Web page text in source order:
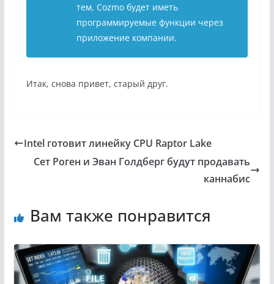
тем, Cozmo будет иметь
программируемые функции через
приложение компании.
Итак, снова привет, старый друг.
Intel готовит линейку CPU Raptor Lake
Сет Роген и Эван Голдберг будут продавать
каннабис
Вам также понравится